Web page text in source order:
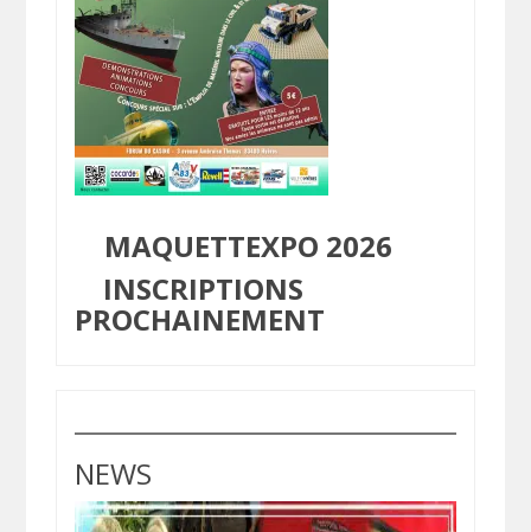
MAQUETTEXPO 2026
INSCRIPTIONS
PROCHAINEMENT
NEWS